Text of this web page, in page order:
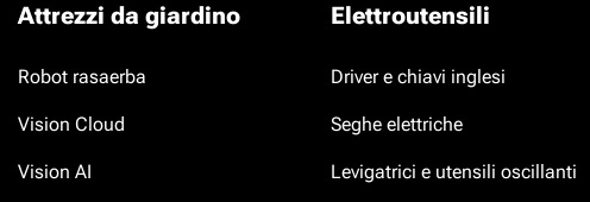
Attrezzi da giardino
Robot rasaerba
Vision Cloud
Vision AI
Elettroutensili
Driver e chiavi inglesi
Seghe elettriche
Levigatrici e utensili oscillanti